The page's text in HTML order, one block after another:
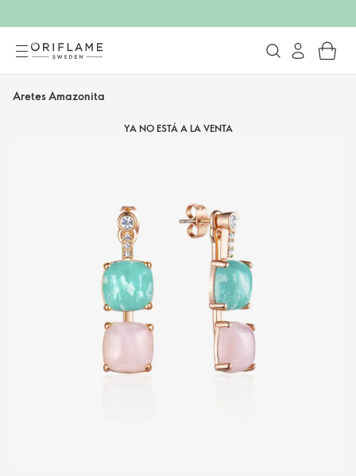
Aretes Amazonita
YA NO ESTÁ A LA VENTA